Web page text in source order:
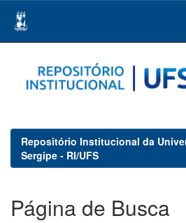
navigation
Repositório Institucional da
Sergipe - RI/UFS
Página de Busca